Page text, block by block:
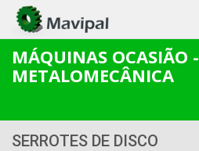
MÁQUINAS OCASIÃO -
METALOMECÂNICA
SERROTES DE DISCO